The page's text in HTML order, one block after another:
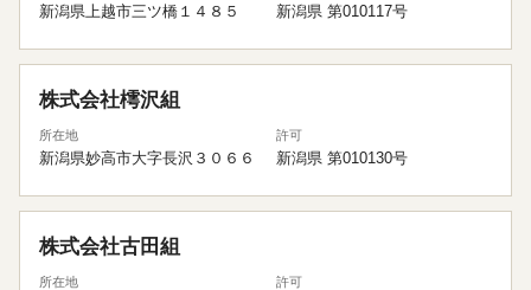
新潟県上越市三ツ橋１４８５ 新潟県 第010117号
株式会社樗沢組
所在地
新潟県妙高市大字長沢３０６６
許可
新潟県 第010130号
株式会社古田組
所在地 許可